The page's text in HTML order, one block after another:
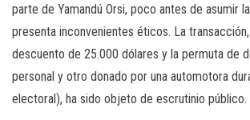
parte de Yamandú Orsi, poco antes de asumir
presenta inconvenientes éticos. La
descuento de 25.000 dólares y la permuta de
personal y otro donado por una automotora
electoral), ha sido objeto de escrutinio público.